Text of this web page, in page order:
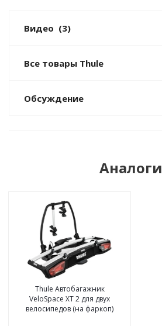
Видео (3)
Все товары Thule
Обсуждение
Аналоги
Thule Автобагажник
VeloSpace XT 2 для двух
велосипедов (на фаркоп)